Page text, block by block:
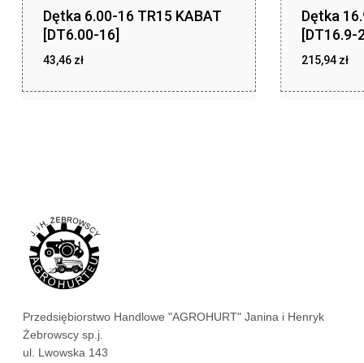
Dętka 6.00-16 TR15 KABAT
[DT6.00-16]
43,46 zł
Dętka
[DT16.9-
215,94 zł
Przedsiębiorstwo Handlowe "AGROHURT" Janina i Henryk
Żebrowscy sp.j.
ul. Lwowska 143